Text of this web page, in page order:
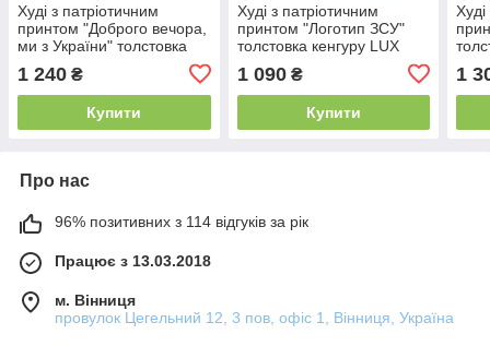
Худі з патріотичним
принтом "Доброго вечора,
ми з України" толстовка
зима LUX
1 240 ₴
Купити
Худі з патріотичним
принтом "Логотип ЗСУ"
толстовка кенгуру LUX
1 090₴
Купити
1
Про нас
96% позитивних з 114 відгуків за рік
Працює з 13.03.2018
м. Вінниця
провулок Цегельний 12, 3 пов, офіс 1, Вінниця, Україна